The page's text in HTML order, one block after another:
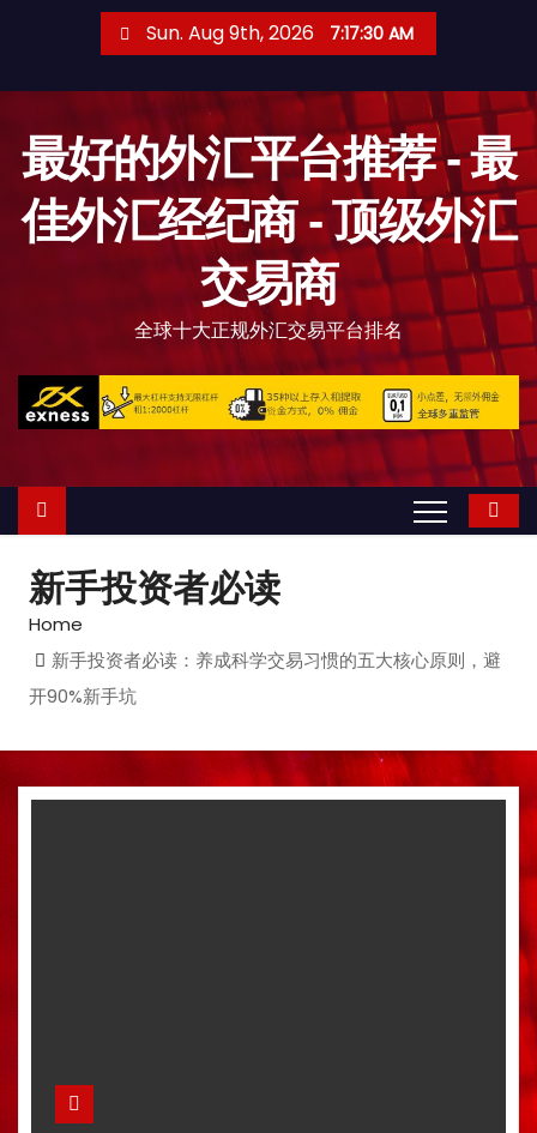
Sun. Aug 9th, 2026 7:17:31 AM
最好的外汇平台推荐 - 最
佳外汇经纪商 - 顶级外汇
交易商
全球十大正规外汇交易平台排名
新手投资者必读
Home
新手投资者必读：养成科学交易习惯的五大核心原则，避
开90%新手坑